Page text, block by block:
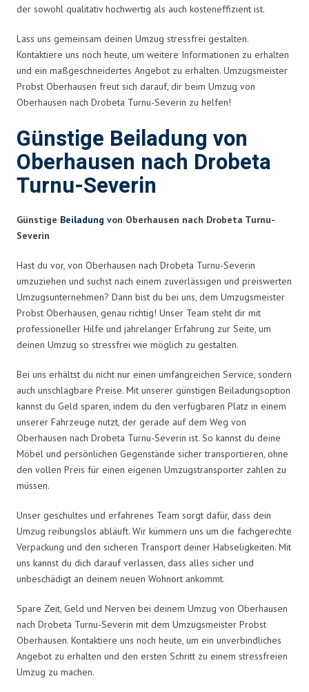
der sowohl qualitativ hochwertig als auch kosteneffizient ist.
Lass uns gemeinsam deinen Umzug stressfrei gestalten.
Kontaktiere uns noch heute, um weitere Informationen zu erhalten
und ein maßgeschneidertes Angebot zu erhalten. Umzugsmeister
Probst Oberhausen freut sich darauf, dir beim Umzug von
Oberhausen nach Drobeta Turnu-Severin zu helfen!
Günstige Beiladung von
Oberhausen nach Drobeta
Turnu-Severin
Günstige Beiladung von Oberhausen nach Drobeta Turnu-
Severin
Hast du vor, von Oberhausen nach Drobeta Turnu-Severin
umzuziehen und suchst nach einem zuverlässigen und preiswerten
Umzugsunternehmen? Dann bist du bei uns, dem Umzugsmeister
Probst Oberhausen, genau richtig! Unser Team steht dir mit
professioneller Hilfe und jahrelanger Erfahrung zur Seite, um
deinen Umzug so stressfrei wie möglich zu gestalten.
Bei uns erhältst du nicht nur einen umfangreichen Service, sondern
auch unschlagbare Preise. Mit unserer günstigen Beiladungsoption
kannst du Geld sparen, indem du den verfügbaren Platz in einem
unserer Fahrzeuge nutzt, der gerade auf dem Weg von
Oberhausen nach Drobeta Turnu-Severin ist. So kannst du deine
Möbel und persönlichen Gegenstände sicher transportieren, ohne
den vollen Preis für einen eigenen Umzugstransporter zahlen zu
müssen.
Unser geschultes und erfahrenes Team sorgt dafür, dass dein
Umzug reibungslos abläuft. Wir kümmern uns um die fachgerechte
Verpackung und den sicheren Transport deiner Habseligkeiten. Mit
uns kannst du dich darauf verlassen, dass alles sicher und
unbeschädigt an deinem neuen Wohnort ankommt.
Spare Zeit, Geld und Nerven bei deinem Umzug von Oberhausen
nach Drobeta Turnu-Severin mit dem Umzugsmeister Probst
Oberhausen. Kontaktiere uns noch heute, um ein unverbindliches
Angebot zu erhalten und den ersten Schritt zu einem stressfreien
Umzug zu machen.